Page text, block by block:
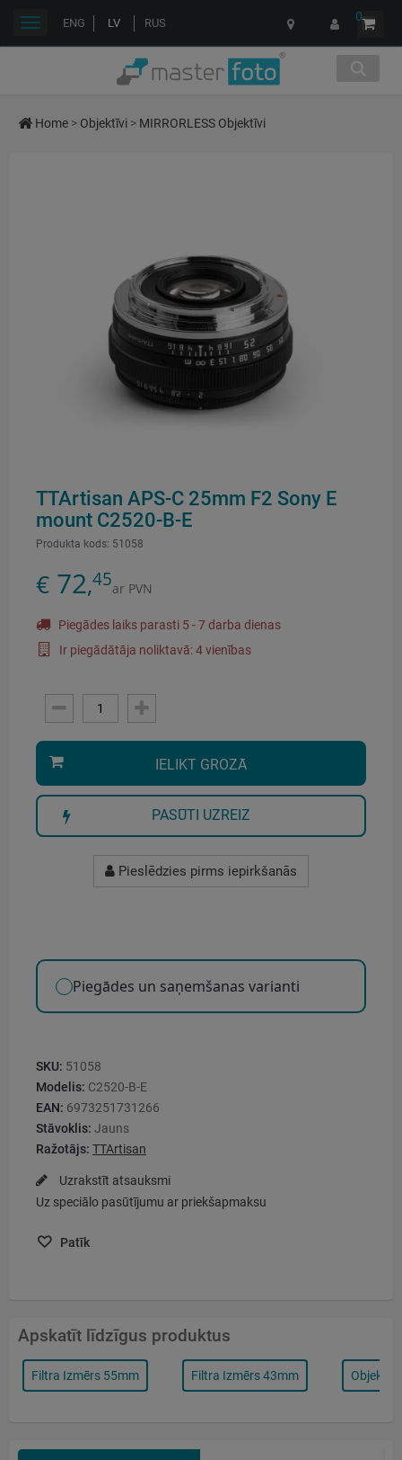
ENG LV RUS 0
Toggle
Home > Objektīvi > MIRRORLESS Objektīvi
TTArtisan APS-C 25mm F2 Sony E
mount C2520-B-E
Produkta kods: 51058
€ 72,45ar PVN
Piegādes laiks parasti 5 - 7 darba dienas
Ir piegādātāja noliktavā: 4 vienības
IELIKT GROZĀ
PASŪTI UZREIZ
Pieslēdzies pirms iepirkšanās
Piegādes un saņemšanas varianti
SKU: 51058
Modelis: C2520-B-E
EAN: 6973251731266
Stāvoklis: Jauns
Ražotājs: TTArtisan
Uzrakstīt atsauksmi
Uz speciālo pasūtījumu ar priekšapmaksu
Patīk
Apskatīt līdzīgus produktus
Filtra Izmērs 55mm Filtra Izmērs 43mm